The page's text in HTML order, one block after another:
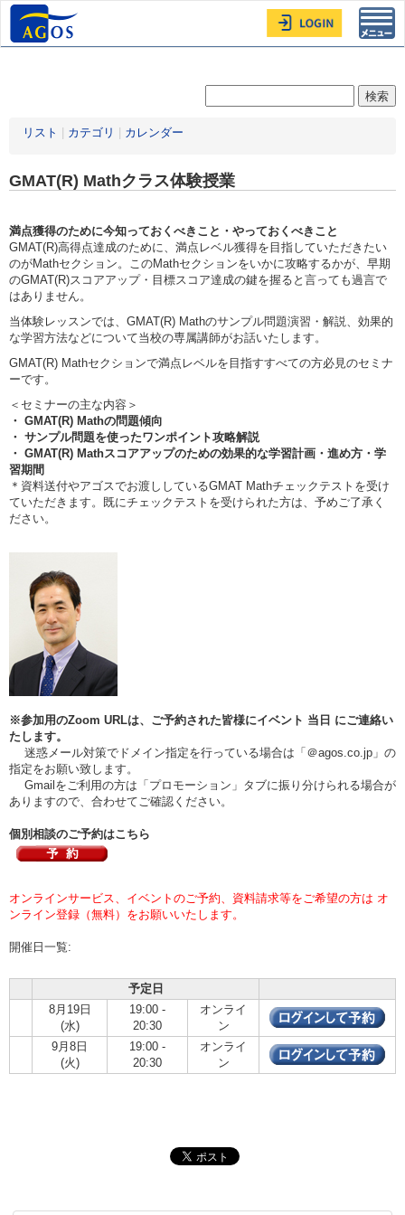
リスト カテゴリ カレンダー
GMAT(R) Mathクラス体験授業
満点獲得のために今知っておくべきこと・やっておくべきこと
GMAT(R)高得点達成のために、満点レベル獲得を目指していただきたい
のがMathセクション。このMathセクションをいかに攻略するかが、早期
のGMAT(R)スコアアップ・目標スコア達成の鍵を握ると言っても過言で
はありません。
当体験レッスンでは、GMAT(R) Mathのサンプル問題演習・解説、効果的
な学習方法などについて当校の専属講師がお話いたします。
GMAT(R) Mathセクションで満点レベルを目指すすべての方必見のセミナ
ーです。
＜セミナーの主な内容＞
・ GMAT(R) Mathの問題傾向
・ サンプル問題を使ったワンポイント攻略解説
・ GMAT(R) Mathスコアアップのための効果的な学習計画・進め方・学
習期間
＊資料送付やアゴスでお渡ししているGMAT Mathチェックテストを受け
ていただきます。既にチェックテストを受けられた方は、予めご了承く
ださい。
※参加用のZoom URLは、ご予約された皆様にイベント 当日 にご連絡い
たします。
迷惑メール対策でドメイン指定を行っている場合は「＠agos.co.jp」の
指定をお願い致します。
Gmailをご利用の方は「プロモーション」タブに振り分けられる場合が
ありますので、合わせてご確認ください。
個別相談のご予約はこちら
オンラインサービス、イベントのご予約、資料請求等をご希望の方は オ
ンライン登録（無料）をお願いいたします。
開催日一覧:
予定日
8月19日
(水)
19:00 -
20:30
オンライ
ン
9月8日
(火)
19:00 -
20:30
オンライ
ン